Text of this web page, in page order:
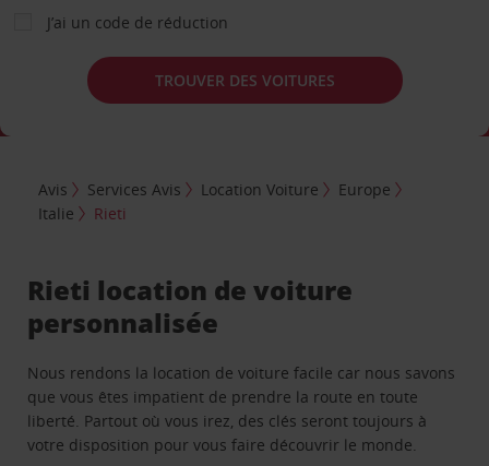
J’ai un code de réduction
TROUVER DES VOITURES
Avis Services Avis Location Voiture
Europe
Italie
Rieti
Rieti location de voiture
personnalisée
Nous rendons la location de voiture facile car nous savons
que vous êtes impatient de prendre la route en toute
liberté. Partout où vous irez, des clés seront toujours à
votre disposition pour vous faire découvrir le monde.